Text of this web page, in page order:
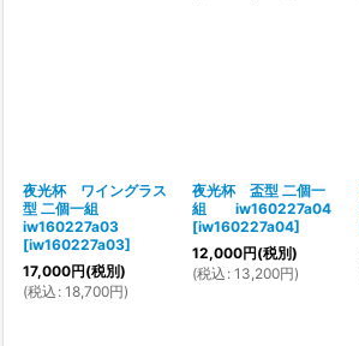
夜光杯 ワイングラス
型 二個一組
iw160227a03
[iw160227a03]
17,000円(税別)
(税込 : 18,700円)
夜光杯 盃型 二個一
組 iw160227a04
[iw160227a04]
12,000円(税別)
(税込 : 13,200円)